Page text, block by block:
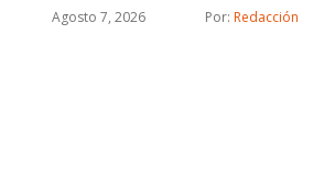
Agosto 7, 2026 Por: Redacción